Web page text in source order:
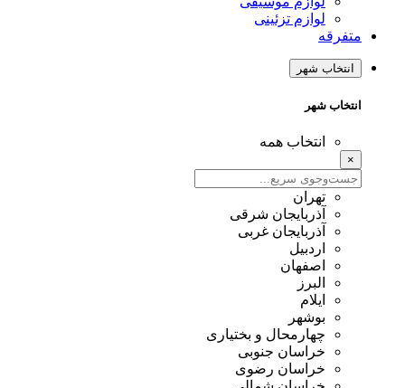
لوازم تزئینی
متفرقه
انتخاب شهر
انتخاب شهر
انتخاب همه
×
تهران
آذربایجان شرقی
آذربایجان غربی
اردبیل
اصفهان
البرز
ایلام
بوشهر
چهارمحال و بختیاری
خراسان جنوبی
خراسان رضوی